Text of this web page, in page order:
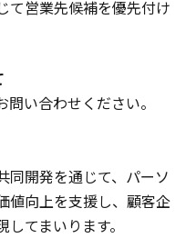
て営業先候補を優先付け
い合わせください。
同開発を通じて、パーソ
値向上を支援し、顧客企
てまいります。